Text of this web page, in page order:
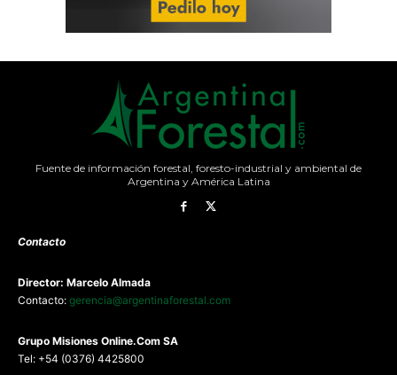
Fuente de información forestal, foresto-industrial y ambiental de
Argentina y América Latina
Contacto
Director: Marcelo Almada
Contacto: gerencia@argentinaforestal.com
Grupo Misiones Online.Com SA
Tel: +54 (0376) 4425800